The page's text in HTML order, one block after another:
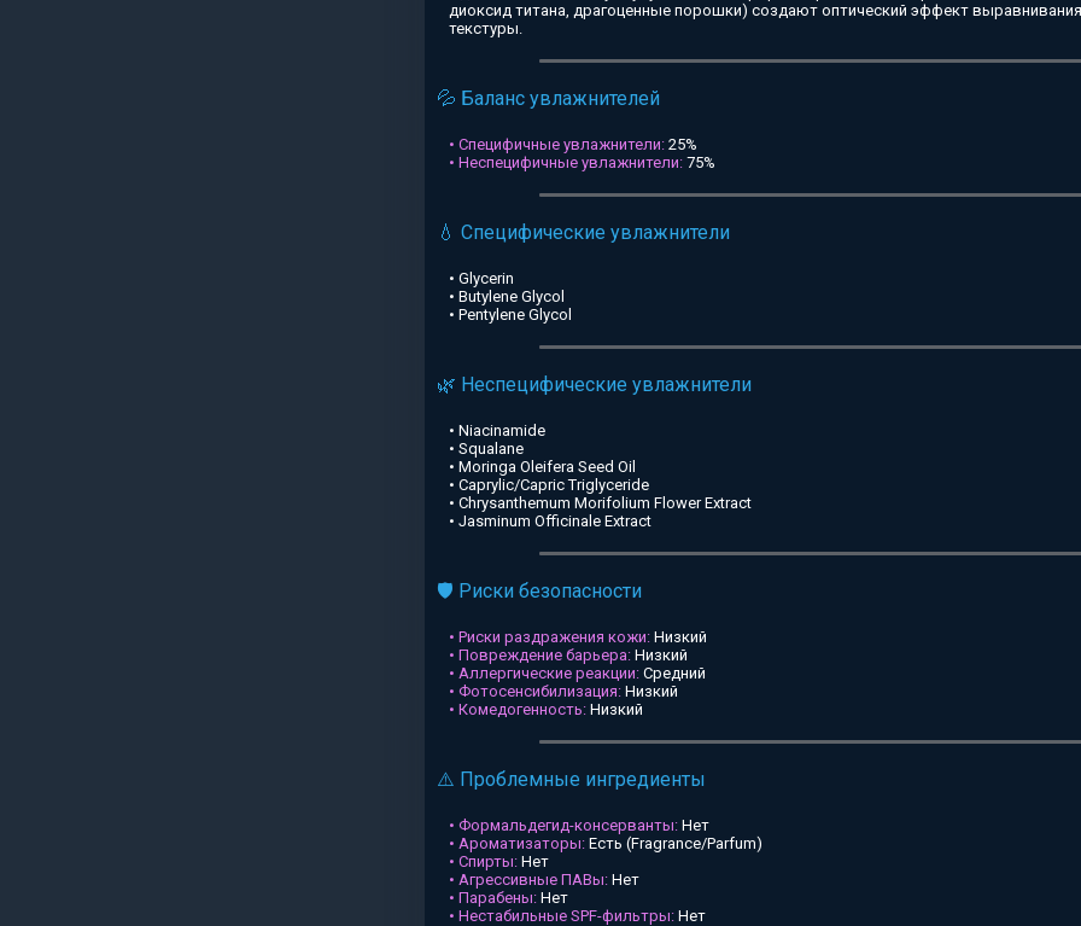
диоксид титана, драгоценные порошки) создают оптический эффект
текстуры.
💦 Баланс увлажнителей
• Специфичные увлажнители: 25%
• Неспецифичные увлажнители: 75%
💧 Специфические увлажнители
• Glycerin
• Butylene Glycol
• Pentylene Glycol
🌿 Неспецифические увлажнители
• Niacinamide
• Squalane
• Moringa Oleifera Seed Oil
• Caprylic/Capric Triglyceride
• Chrysanthemum Morifolium Flower Extract
• Jasminum Officinale Extract
🛡️ Риски безопасности
• Риски раздражения кожи: Низкий
• Повреждение барьера: Низкий
• Аллергические реакции: Средний
• Фотосенсибилизация: Низкий
• Комедогенность: Низкий
⚠️ Проблемные ингредиенты
• Формальдегид-консерванты: Нет
• Ароматизаторы: Есть (Fragrance/Parfum)
• Спирты: Нет
• Агрессивные ПАВы: Нет
• Парабены: Нет
• Нестабильные SPF-фильтры: Нет